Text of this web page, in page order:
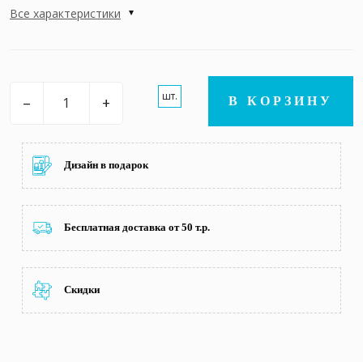
Все характеристики
– + шт. В КОРЗИНУ
Дизайн в подарок
Бесплатная доставка от 50 т.р.
Скидки